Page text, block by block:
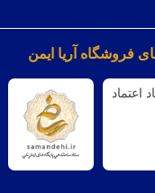
فروشگاه آریا ایمن